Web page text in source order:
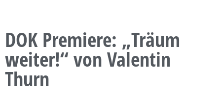
DOK Premiere: „Träum
weiter!“ von Valentin
Thurn